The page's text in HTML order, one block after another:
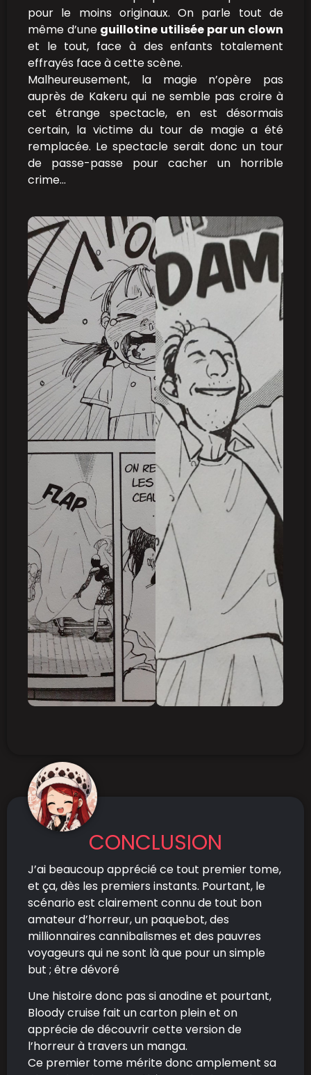
pour le moins originaux. On parle tout de
même d’une guillotine utilisée par un clown
et le tout, face à des enfants totalement
effrayés face à cette scène.
Malheureusement, la magie n’opère pas
auprès de Kakeru qui ne semble pas croire à
cet étrange spectacle, en est désormais
certain, la victime du tour de magie a été
remplacée. Le spectacle serait donc un tour
de passe-passe pour cacher un horrible
crime…
CONCLUSION
J’ai beaucoup apprécié ce tout premier tome,
et ça, dès les premiers instants. Pourtant, le
scénario est clairement connu de tout bon
amateur d’horreur, un paquebot, des
millionnaires cannibalismes et des pauvres
voyageurs qui ne sont là que pour un simple
but ; être dévoré
Une histoire donc pas si anodine et pourtant,
Bloody cruise fait un carton plein et on
apprécie de découvrir cette version de
l’horreur à travers un manga.
Ce premier tome mérite donc amplement sa